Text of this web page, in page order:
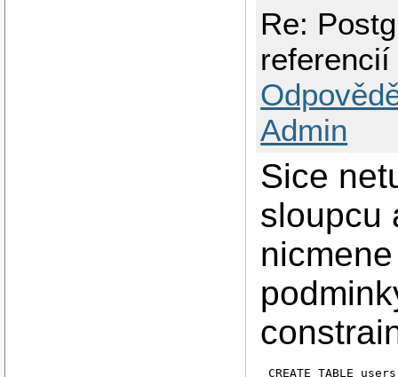
Re:
referencií
Admin
Sice
sloupcu
CREATE TABLE